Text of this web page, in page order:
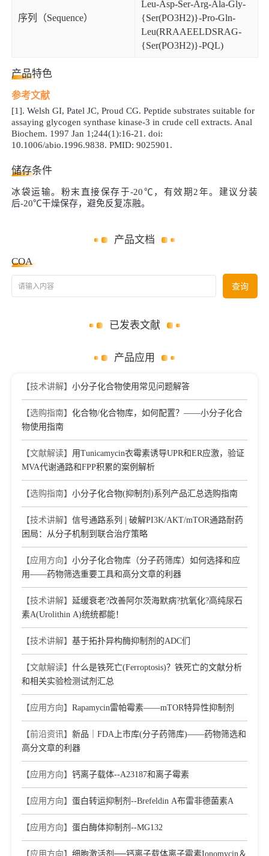
序列（Sequence）
Leu-Asp-Ser-Arg-Ala-Gly-
{Ser(PO3H2)}-Pro-Gln-
Leu(RRAAEELDSRAG-
{Ser(PO3H2)}-PQL)
产品特色
参考文献
[1]. Welsh GI, Patel JC, Proud CG. Peptide substrates suitable for
assaying glycogen synthase kinase-3 in crude cell extracts. Anal
Biochem. 1997 Jan 1;244(1):16-21. doi:
10.1006/abio.1996.9838. PMID: 9025901.
储存条件
冰袋运输。粉末直接保存于-20℃ ，有效期 2年。建议分装
后-20℃干燥保存，避免反复冻融。
产品文档
COA
请输入内容 查询
已发表文献
产品应用
【技术讲解】 小分子化合物使用常见问题解答
【选购指南】 化合物/化合物库，如何配置？——小分子化合
物使用指南
【文献解读】 用Tunicamycin衣霉素诱导UPR和ER应激，验证
MVA代谢通路和FPP积累的案例解析
【选购指南】 小分子化合物(抑制剂)系列产品汇总选购指南
【技术讲解】 信号通路系列 | 破解PI3K/AKT/mTOR通路耐药
困局：从分子机制到联合治疗策略
【应用方向】 小分子化合物库（分子药筛库）如何选择和应
用——药物筛选重要工具和高分文章的利器
【技术讲解】 延缓衰老?改善阿尔茨海默病?抗氧化?高纯尿石
素A(Urolithin A)统统都能！
【技术讲解】 基于拓扑异构酶抑制剂的ADC们
【文献解读】 什么是铁死亡(Ferroptosis)？铁死亡的文献分析
和相关实验检测试剂汇总
【应用方向】 Rapamycin雷帕霉素——mTOR特异性抑制剂
【前沿资讯】 新品｜FDA上市库(分子药筛库)——药物筛选和
高分文章的利器
【应用方向】 钙离子载体--A23187和离子霉素
【应用方向】 蛋白转运抑制剂--Brefeldin A布雷非德菌素A
【应用方向】 蛋白酶体抑制剂--MG132
【应用方向】 细胞激活剂──钙离子载体离子霉素Ionomycin＆